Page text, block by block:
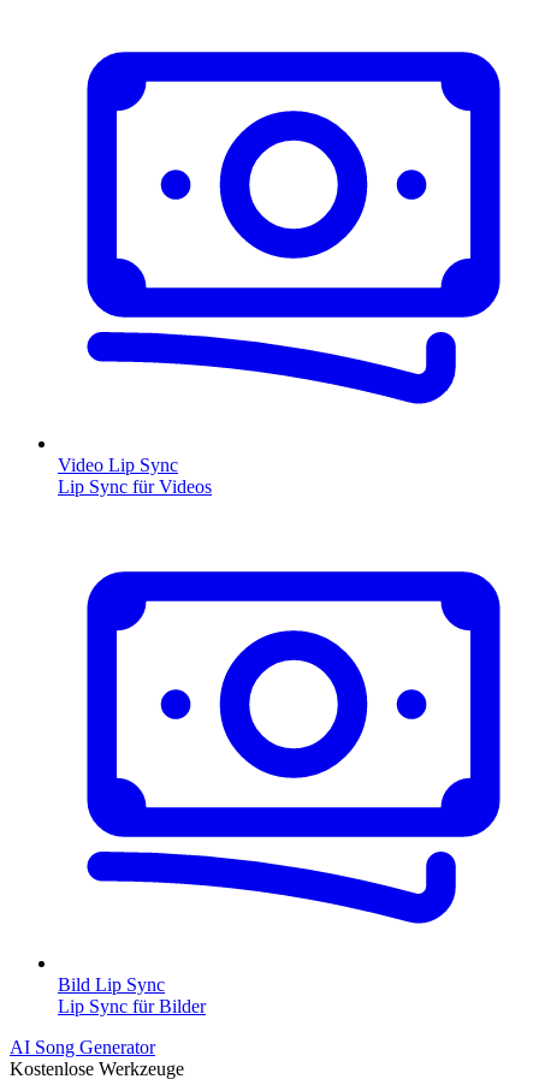
Video Lip Sync
Lip Sync für Videos
Bild Lip Sync
Lip Sync für Bilder
AI Song Generator
Kostenlose Werkzeuge